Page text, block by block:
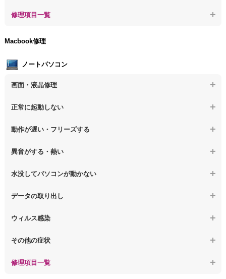
【デスクトップPC】ウィルス感染のその他の問題
【デスクトップPC】事例紹介
修理項目一覧
【デスクトップPC】電源故障
【デスクトップPC】液晶ディスプレイ交換
【デスクトップPC】マザーボード交換
【デスクトップPC】OS再インストール
Macbook修理
ノートパソコン
画面・液晶修理
【ノートパソコン】画面の割れ・破損
正常に起動しない
【ノートパソコン】電源を押しても反応がない
【ノートパソコン】修復モードから復旧できない
【ノートパソコン】その他の起動しない問題
動作が遅い・フリーズする
【ノートパソコン】操作中の動作が重い
異音がする・熱い
【ノートパソコン】パソコンから異音がする
水没してパソコンが動かない
【ノートパソコン】水没してパソコンが動かない
データの取り出し
【ノートパソコン】起動しないPCのデータを復旧
ウィルス感染
【ノートパソコン】特定のプログラムを削除したい
その他の症状
【ノートパソコン】事例紹介
修理項目一覧